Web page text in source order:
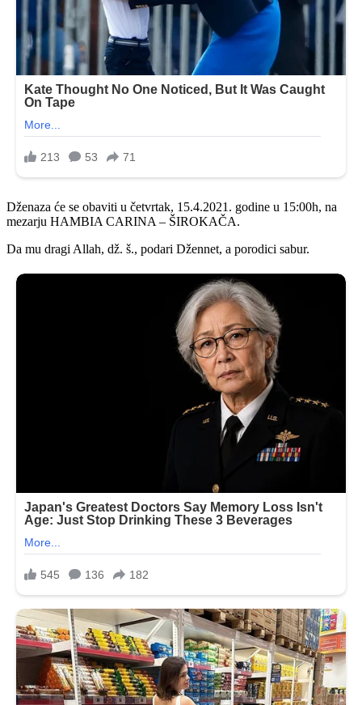
Dženaza će se obaviti u četvrtak, 15.4.2021. godine u 15:00h, na
mezarju HAMBIA CARINA – ŠIROKAČA.
Da mu dragi Allah, dž. š., podari Džennet, a porodici sabur.